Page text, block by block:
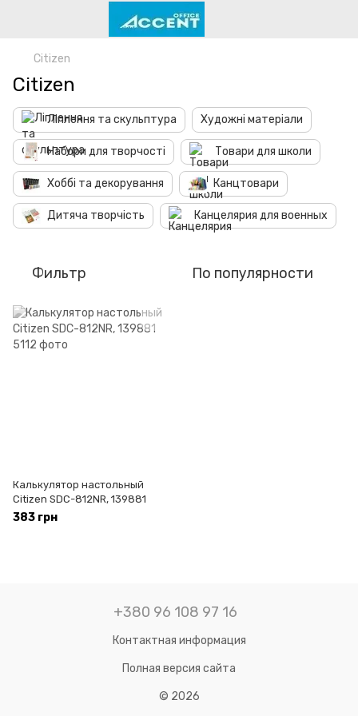
Citizen
Citizen
Ліплення та скульптура Художні матеріали
Набори для творчості Товари для школи
Хоббі та декорування Канцтовари
Дитяча творчість Канцелярия для военных
Фильтр По популярности
Калькулятор настольный
Citizen SDC-812NR, 139881
383 грн
+380 96 108 97 16
Контактная информация
Полная версия сайта
© 2026